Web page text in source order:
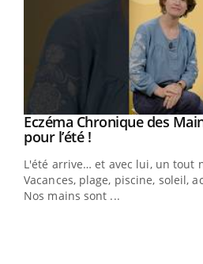
Youtube
Eczéma Chronique des
pour l’été !Youtube
L'été arrive… et avec lui, un tout
Vacances, plage, piscine, soleil,
Nos mains sont ...